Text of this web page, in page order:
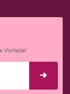
Vorteile!